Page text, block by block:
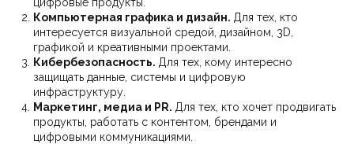
Компьютерная графика и дизайн. Для тех, кто
интересуется визуальной средой, дизайном, 3D,
графикой и креативными проектами.
Кибербезопасность. Для тех, кому интересно
защищать данные, системы и цифровую
инфраструктуру.
Маркетинг, медиа и PR. Для тех, кто хочет продвигать
продукты, работать с контентом, брендами и
цифровыми коммуникациями.